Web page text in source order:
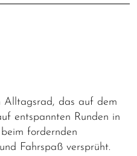
Alltagsrad, das auf dem
entspannten Runden in
fordernden
Fahrspaß versprüht.